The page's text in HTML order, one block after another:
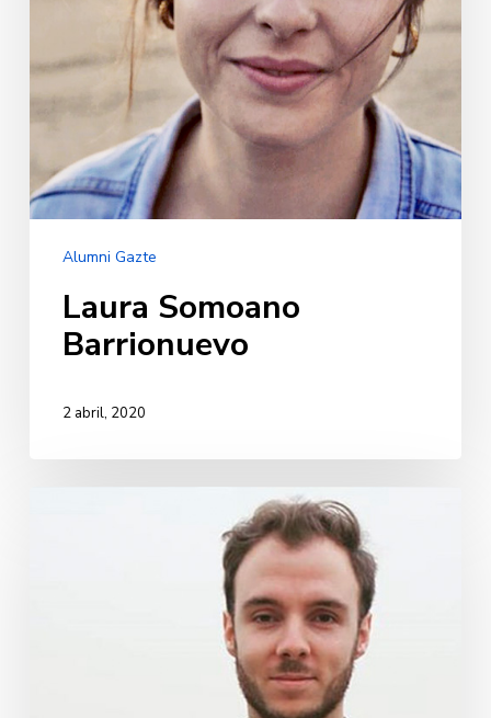
Alumni Gazte
Laura Somoano
Barrionuevo
2 abril, 2020